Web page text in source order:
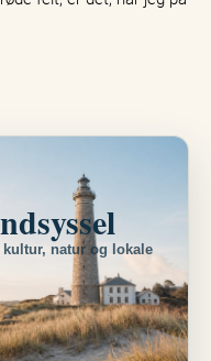
natur og lokale